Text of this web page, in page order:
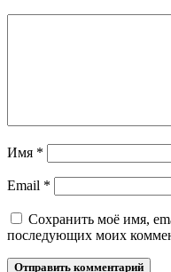
Имя *
Email *
Сохранить моё имя,
последующих моих